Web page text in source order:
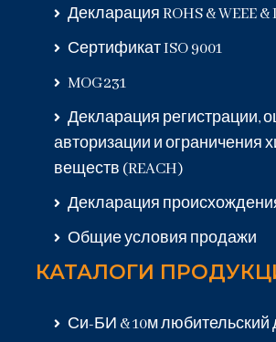
Декларация ROHS & WEEE &
Сертификат ISO 9001
MOG231
Декларация регистрации,
авторизации и ограничения
веществ (REACH)
Декларация
Общие условия продажи
КАТАЛОГИ
Си-БИ & 10м любительский